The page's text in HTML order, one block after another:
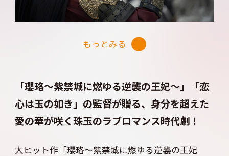
帝～大明天下の輝き～」などのヒット作で主演を
果たした名優が、深い傷を負いながらも過去の痛
みと向き合う役どころを演じ、抜群の安定感と大
人の色気で魅せる！ 慕灼華の正体を疑いながら
パダリ帝王”そのもの。人気と実力を兼ね備えた二
し！
もっとみる
「瓔珞～紫禁城に燃ゆる逆襲の王妃～」「恋
心は玉の如き」の監督が贈る、身分を超えた
愛の華が咲く珠玉のラブロマンス時代劇！
大ヒット作「瓔珞～紫禁城に燃ゆる逆襲の王妃